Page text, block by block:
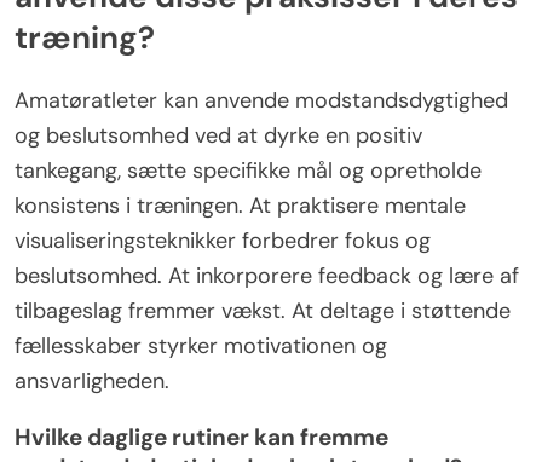
træning?
Amatøratleter kan anvende modstandsdygtighed
og beslutsomhed ved at dyrke en positiv
tankegang, sætte specifikke mål og opretholde
konsistens i træningen. At praktisere mentale
visualiseringsteknikker forbedrer fokus og
beslutsomhed. At inkorporere feedback og lære af
tilbageslag fremmer vækst. At deltage i støttende
fællesskaber styrker motivationen og
ansvarligheden.
Hvilke daglige rutiner kan fremme